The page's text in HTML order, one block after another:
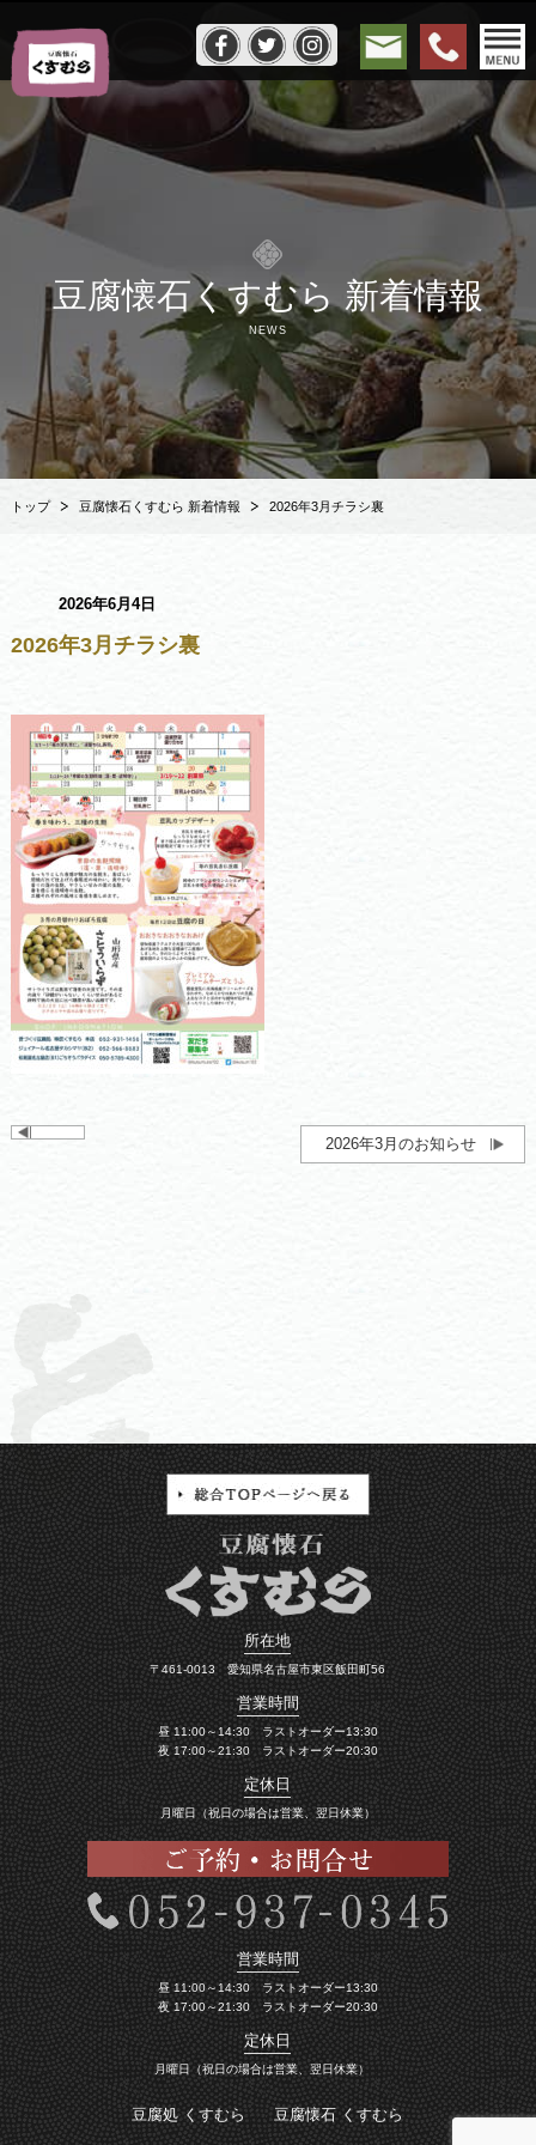
豆腐懐石くすむら 新着情報
NEWS
トップ 豆腐懐石くすむら 新着情報 2026年3月チラシ裏
2026年6月4日
2026年3月チラシ裏
2026年3月のお知らせ
所在地
〒461-0013 愛知県名古屋市東区飯田町56
営業時間
昼 11:00～14:30 ラストオーダー13:30
夜 17:00～21:30 ラストオーダー20:30
定休日
月曜日（祝日の場合は営業、翌日休業）
営業時間
昼 11:00～14:30 ラストオーダー13:30
夜 17:00～21:30 ラストオーダー20:30
定休日
月曜日（祝日の場合は営業、翌日休業）
豆腐処 くすむら 豆腐懐石 くすむら